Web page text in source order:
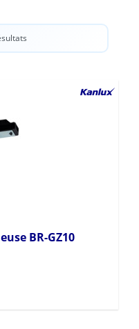
BR-GZ10